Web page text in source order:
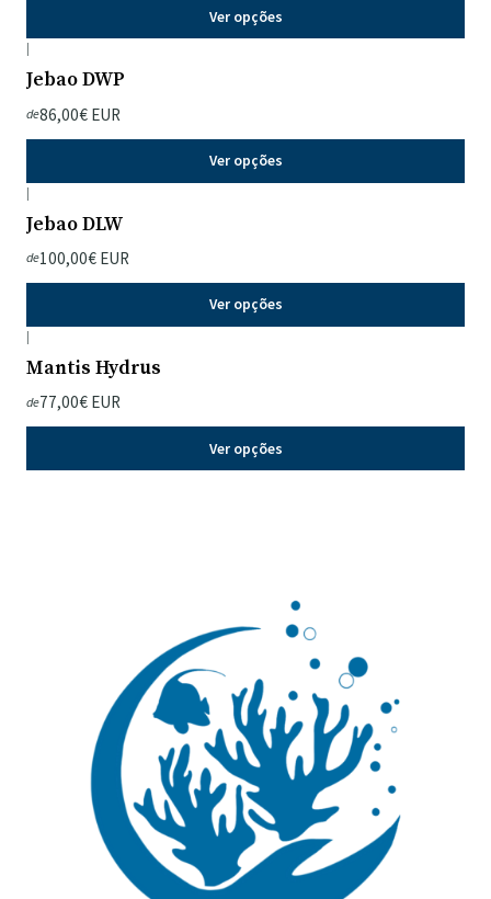
Ver opções
|
Jebao DWP
de86,00€ EUR
Ver opções
|
Jebao DLW
de100,00€ EUR
Ver opções
|
Mantis Hydrus
de77,00€ EUR
Ver opções